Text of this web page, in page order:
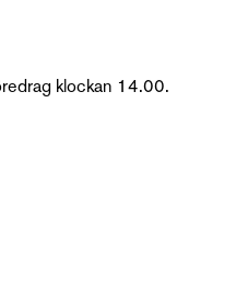
klockan 14.00.